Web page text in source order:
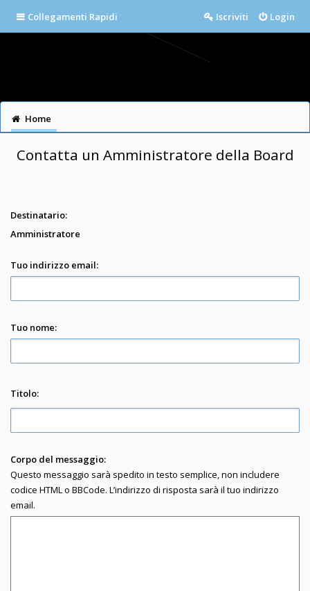
Collegamenti Rapidi Login
Iscriviti
Home
Contatta un Amministratore della Board
Destinatario:
Amministratore
Tuo indirizzo email:
Tuo nome:
Titolo:
Corpo del messaggio:
Questo messaggio sarà spedito in testo semplice, non includere
codice HTML o BBCode. L’indirizzo di risposta sarà il tuo indirizzo
email.